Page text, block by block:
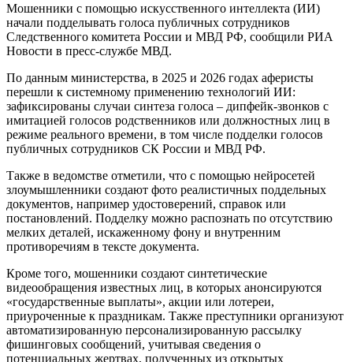
Мошенники с помощью искусственного интеллекта (ИИ)
начали подделывать голоса публичных сотрудников
Следственного комитета России и МВД РФ, сообщили РИА
Новости в пресс-службе МВД.
По данным министерства, в 2025 и 2026 годах аферисты
перешли к системному применению технологий ИИ:
зафиксированы случаи синтеза голоса – дипфейк-звонков с
имитацией голосов родственников или должностных лиц в
режиме реального времени, в том числе подделки голосов
публичных сотрудников СК России и МВД РФ.
Также в ведомстве отметили, что с помощью нейросетей
злоумышленники создают фото реалистичных поддельных
документов, например удостоверений, справок или
постановлений. Подделку можно распознать по отсутствию
мелких деталей, искаженному фону и внутренним
противоречиям в тексте документа.
Кроме того, мошенники создают синтетические
видеообращения известных лиц, в которых анонсируются
«государственные выплаты», акции или лотереи,
приуроченные к праздникам. Также преступники организуют
автоматизированную персонализированную рассылку
фишинговых сообщений, учитывая сведения о
потенциальных жертвах, полученных из открытых